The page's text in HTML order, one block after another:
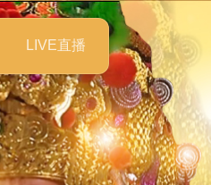
LIVE直播